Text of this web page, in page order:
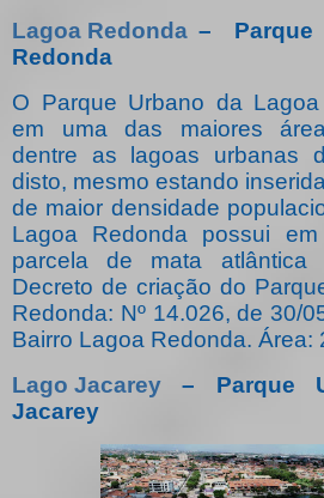
Lagoa Redonda –
Redonda
O Parque Urbano da
em uma das maiores
dentre as lagoas urbanas
disto, mesmo estando
de maior densidade
Lagoa Redonda possui
parcela de mata atlântica
Decreto de criação do
Redonda: Nº 14.026, de 30/
Bairro Lagoa Redonda. Área:
Lago Jacarey – Parque
Jacarey